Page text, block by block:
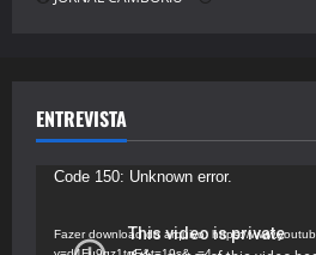
ENTREVISTA
Tocador
vídeo
Code 150: Unknown error.
Fazer download do arquivo: https://